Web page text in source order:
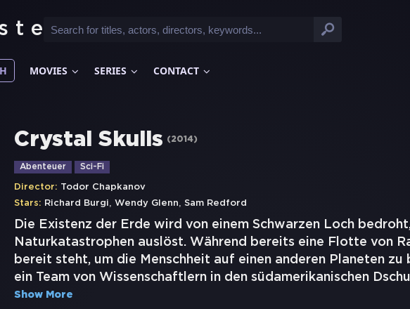
MOVIES SERIES CONTACT
Crystal Skulls (2014)
Abenteuer Sci-Fi
Director: Todor Chapkanov
Stars: Richard Burgi, Wendy Glenn, Sam Redford
Die Existenz der Erde wird von einem Schwarzen Loch
Naturkatastrophen auslöst. Während bereits eine Flotte von
bereit steht, um die Menschheit auf einen anderen Planeten zu
ein Team von Wissenschaftlern in den südamerikanischen
Show More